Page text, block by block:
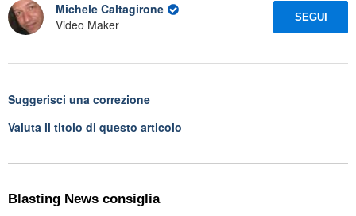
Michele Caltagirone
Video Maker
SEGUI
Suggerisci una correzione
Valuta il titolo di questo articolo
Blasting News consiglia